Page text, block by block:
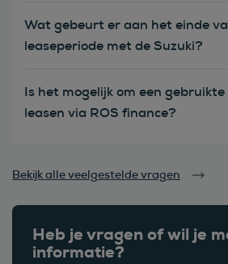
Heb je vragen of wil je
informatie?
Wat gebeurt er aan het einde
leaseperiode met de Suzuki?
Is het mogelijk om een
leasen via ROS finance?
Bekijk alle veelgestelde vragen